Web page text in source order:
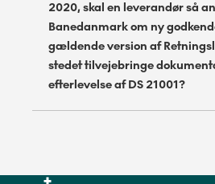
Fremføring af rullende
2020, skal en leverandør så
Banedanmark om ny
gældende version af
stedet tilvejebringe
efterlevelse af DS 21001?